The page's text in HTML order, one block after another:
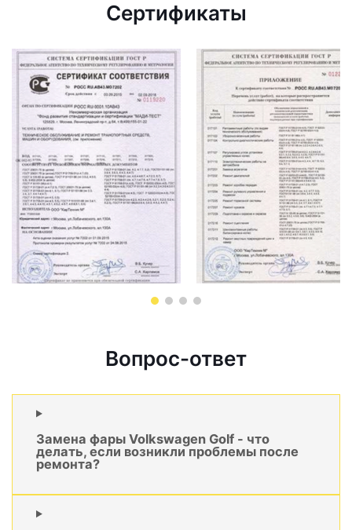
Сертификаты
Вопрос-ответ
Замена фары Volkswagen Golf - что
делать, если возникли проблемы после
ремонта?